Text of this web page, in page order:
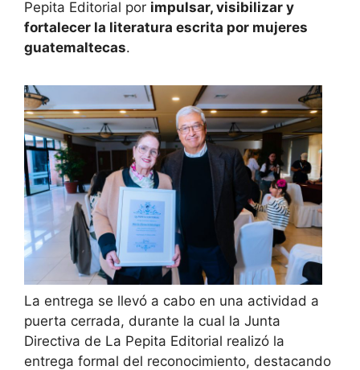
Pepita Editorial por impulsar, visibilizar y
fortalecer la literatura escrita por mujeres
guatemaltecas.
La entrega se llevó a cabo en una actividad a
puerta cerrada, durante la cual la Junta
Directiva de La Pepita Editorial realizó la
entrega formal del reconocimiento, destacando